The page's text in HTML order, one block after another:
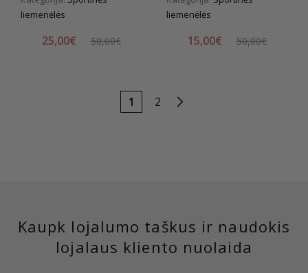
liemenėlės
25,00€ 50,00€
liemenėlės
15,00€ 50,00€
1 2
Kaupk lojalumo taškus ir naudokis
lojalaus kliento nuolaida